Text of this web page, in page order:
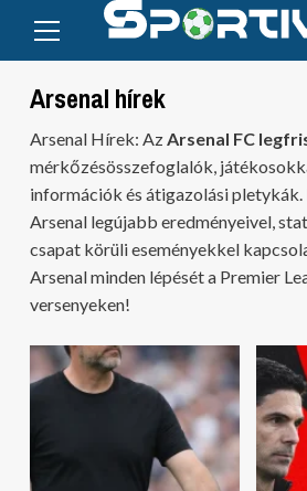
content
Menu
Arsenal hírek
Arsenal Hírek: AzArsenal FC
mérkőzésösszefoglalók,
információk és átigazolási
Arsenal legújabb eredményeivel,
csapat körüli eseményekkel
Arsenal minden lépését a Premier
versenyeken!